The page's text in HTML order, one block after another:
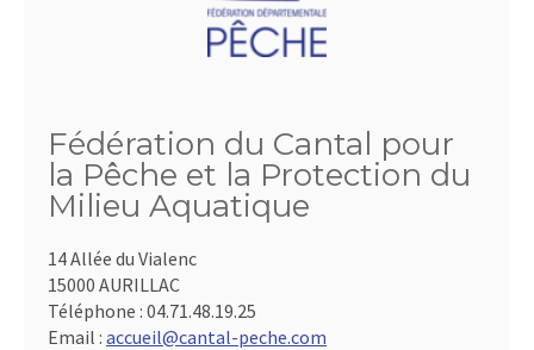
Fédération du Cantal pour
la Pêche et la Protection du
Milieu Aquatique
14 Allée du Vialenc
15000 AURILLAC
Téléphone : 04.71.48.19.25
Email : accueil@cantal-peche.com